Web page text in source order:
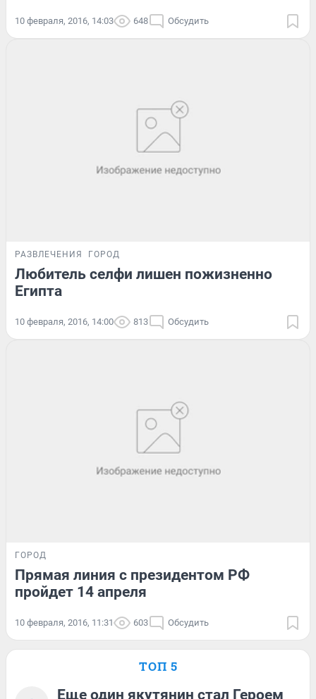
10 февраля, 2016, 14:03 648 Обсудить
РАЗВЛЕЧЕНИЯ ГОРОД
Любитель селфи лишен пожизненно
Египта
10 февраля, 2016, 14:00 813 Обсудить
ГОРОД
Прямая линия с президентом РФ
пройдет 14 апреля
10 февраля, 2016, 11:31 603 Обсудить
ТОП 5
Еще один якутянин стал Героем